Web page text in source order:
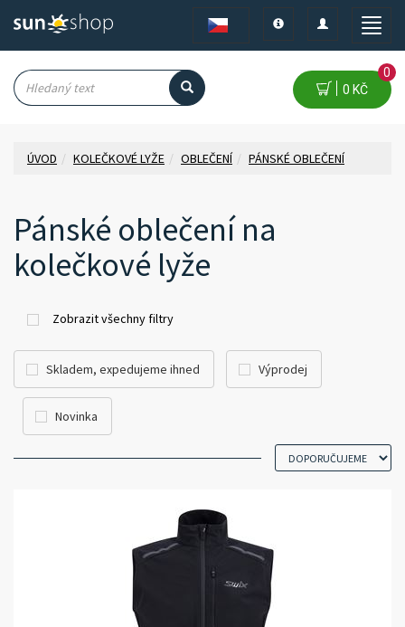
Toggle
Toggle
navigation
Toggle
0 KČ
0
ÚVOD KOLEČKOVÉ LYŽE OBLEČENÍ PÁNSKÉ OBLEČENÍ
Pánské oblečení na
kolečkové lyže
Zobrazit všechny filtry
Skladem, expedujeme ihned Výprodej
Novinka